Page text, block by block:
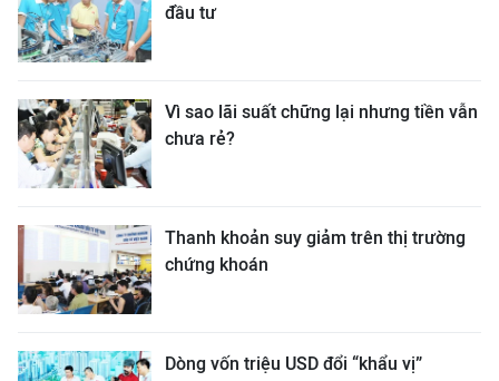
đầu tư
Vì sao lãi suất chững lại nhưng tiền vẫn
chưa rẻ?
Thanh khoản suy giảm trên thị trường
chứng khoán
Dòng vốn triệu USD đổi “khẩu vị”